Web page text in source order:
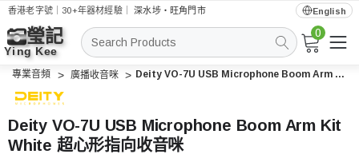
香港老字號｜30+年器材經驗｜深水埗・旺角門市 English
搜
索
0
專業音頻 廣播收音咪 Deity VO-7U USB Microphone Boom Arm Kit White 超心形指向收音咪
Deity VO-7U USB Microphone Boom Arm Kit
White 超心形指向收音咪